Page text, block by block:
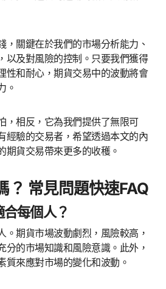
，關鍵在於我們的市場分析能力、
以及對風險的控制。只要我們獲得
性和耐心，期貨交易中的波動將會
。
，相反，它為我們提供了無限可
經驗的交易者，希望透過本文的內
期貨交易帶來更多的收穫。
？ 常見問題快速FAQ
合每個人？
。期貨市場波動劇烈，風險較高，
分的市場知識和風險意識。此外，
質來應對市場的變化和波動。